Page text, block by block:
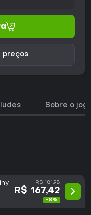
preços
Sobre o
R$ 181,98
R$ 167,42
-8%